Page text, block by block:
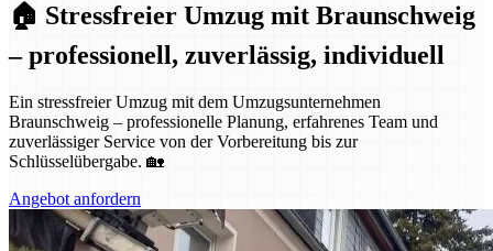
🏠 Stressfreier Umzug mit Braunschweig
– professionell, zuverlässig, individuell
Ein stressfreier Umzug mit dem Umzugsunternehmen
Braunschweig – professionelle Planung, erfahrenes Team und
zuverlässiger Service von der Vorbereitung bis zur
Schlüsselübergabe. 🏡
Angebot anfordern